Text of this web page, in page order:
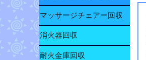
マッサージチェアー回収
消火器回収
耐火金庫回収